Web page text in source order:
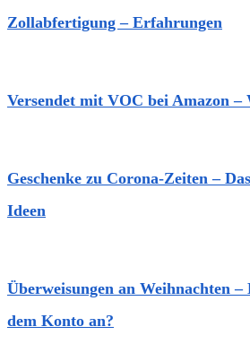
Zollabfertigung – Erfahrungen
Versendet mit VOC bei Amazon –
Geschenke zu Corona-Zeiten –
Ideen
Überweisungen an Weihnachten
dem Konto an?